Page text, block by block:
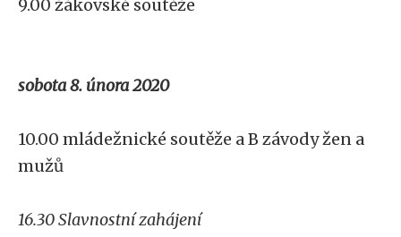
9.00 žákovské soutěže
sobota 8. února 2020
10.00 mládežnické soutěže a B závody žen a
mužů
16.30 Slavnostní zahájení